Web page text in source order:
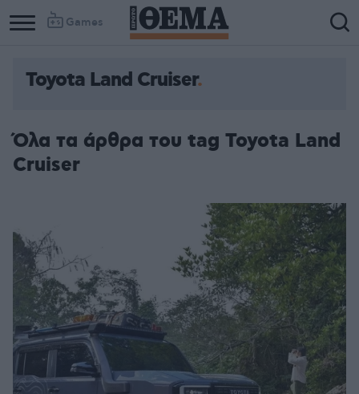
Games
Toyota Land Cruiser
Όλα τα άρθρα του tag Toyota Land
Cruiser